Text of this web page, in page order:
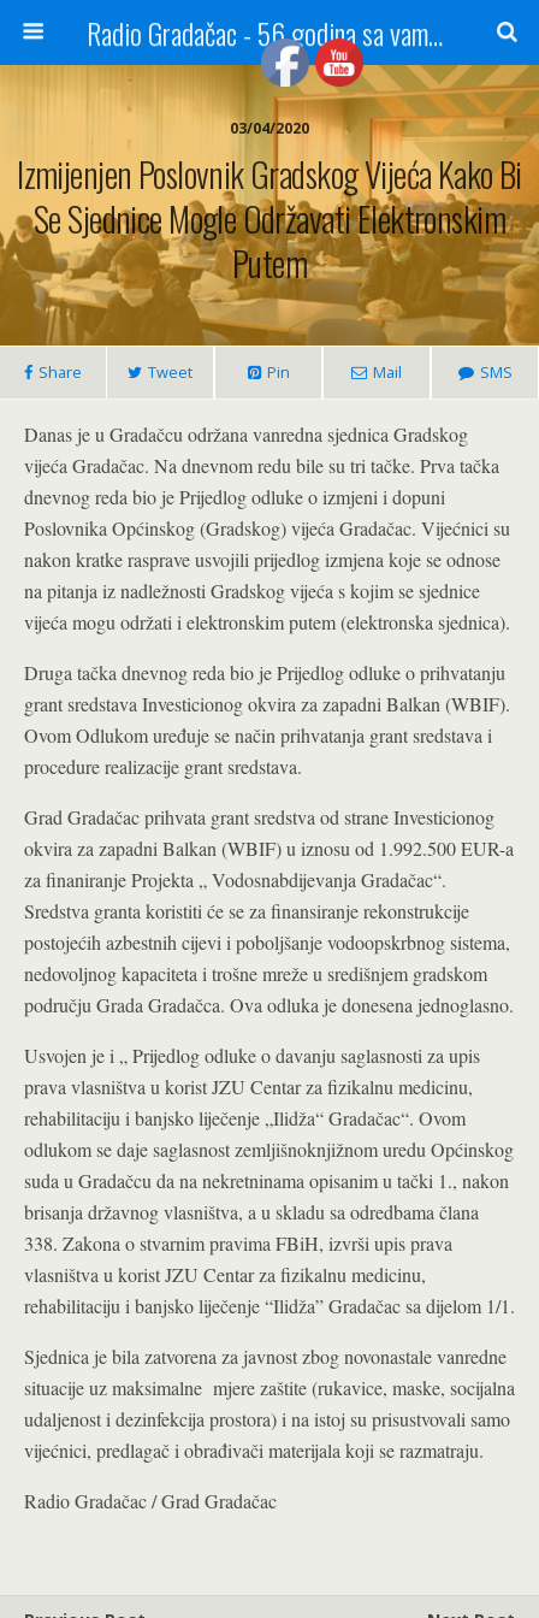
Radio Gradačac - 56 godina sa vama...
03/04/2020
Izmijenjen Poslovnik Gradskog Vijeća Kako Bi
Se Sjednice Mogle Održavati Elektronskim
Putem
Share Tweet Pin Mail SMS
Danas je u Gradačcu održana vanredna sjednica Gradskog
vijeća Gradačac. Na dnevnom redu bile su tri tačke. Prva tačka
dnevnog reda bio je Prijedlog odluke o izmjeni i dopuni
Poslovnika Općinskog (Gradskog) vijeća Gradačac. Vijećnici su
nakon kratke rasprave usvojili prijedlog izmjena koje se odnose
na pitanja iz nadležnosti Gradskog vijeća s kojim se sjednice
vijeća mogu održati i elektronskim putem (elektronska sjednica).
Druga tačka dnevnog reda bio je Prijedlog odluke o prihvatanju
grant sredstava Investicionog okvira za zapadni Balkan (WBIF).
Ovom Odlukom uređuje se način prihvatanja grant sredstava i
procedure realizacije grant sredstava.
Grad Gradačac prihvata grant sredstva od strane Investicionog
okvira za zapadni Balkan (WBIF) u iznosu od 1.992.500 EUR-a
za finaniranje Projekta „ Vodosnabdijevanja Gradačac“.
Sredstva granta koristiti će se za finansiranje rekonstrukcije
postojećih azbestnih cijevi i poboljšanje vodoopskrbnog sistema,
nedovoljnog kapaciteta i trošne mreže u središnjem gradskom
području Grada Gradačca. Ova odluka je donesena jednoglasno.
Usvojen je i „ Prijedlog odluke o davanju saglasnosti za upis
prava vlasništva u korist JZU Centar za fizikalnu medicinu,
rehabilitaciju i banjsko liječenje „Ilidža“ Gradačac“. Ovom
odlukom se daje saglasnost zemljišnoknjižnom uredu Općinskog
suda u Gradačcu da na nekretninama opisanim u tački 1., nakon
brisanja državnog vlasništva, a u skladu sa odredbama člana
338. Zakona o stvarnim pravima FBiH, izvrši upis prava
vlasništva u korist JZU Centar za fizikalnu medicinu,
rehabilitaciju i banjsko liječenje “Ilidža” Gradačac sa dijelom 1/1.
Sjednica je bila zatvorena za javnost zbog novonastale vanredne
situacije uz maksimalne mjere zaštite (rukavice, maske, socijalna
udaljenost i dezinfekcija prostora) i na istoj su prisustvovali samo
vijećnici, predlagač i obrađivači materijala koji se razmatraju.
Radio Gradačac / Grad Gradačac